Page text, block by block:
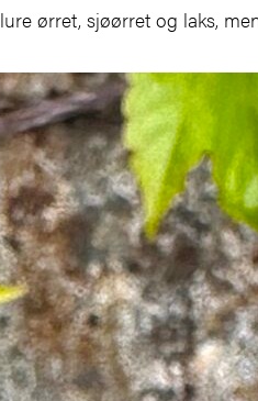
lure ørret, sjøørret og laks,